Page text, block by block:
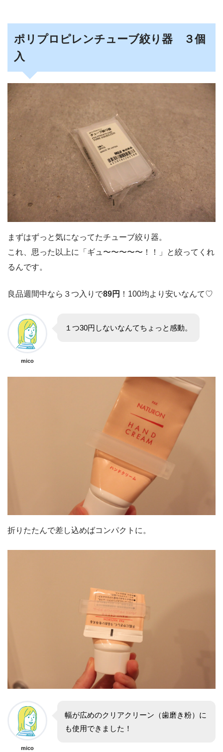
ポリプロピレンチューブ絞り器 ３個
入
まずはずっと気になってたチューブ絞り器。
これ、思った以上に「ギュ〜〜〜〜〜！！」と絞ってくれ
るんです。
良品週間中なら３つ入りで89円 ！100均より安いなんて♡
mico
１つ30円しないなんてちょっと感動。
折りたたんで差し込めばコンパクトに。
mico
幅が広めのクリアクリーン（歯磨き粉）に
も使用できました！